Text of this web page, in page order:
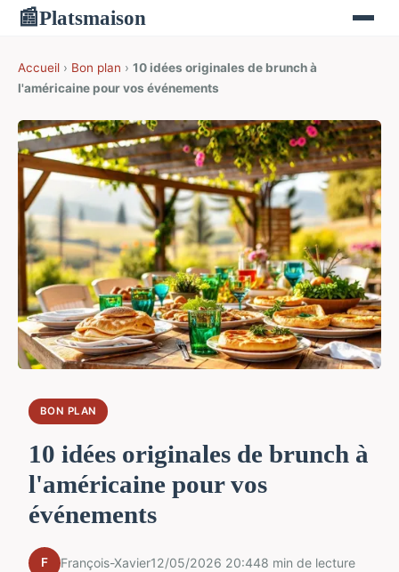
📰Platsmaison
Accueil › Bon plan › 10 idées originales de brunch à
l'américaine pour vos événements
BON PLAN
10 idées originales de brunch à
l'américaine pour vos
événements
F François-Xavier12/05/2026 20:448 min de lecture